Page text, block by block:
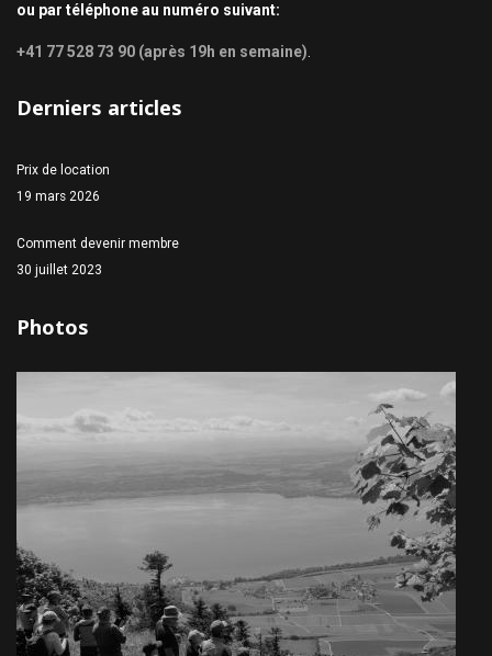
ou par téléphone au numéro suivant:
+41 77 528 73 90 (après 19h en semaine)
Derniers articles
Prix de location
19 mars 2026
Comment devenir membre
30 juillet 2023
Photos